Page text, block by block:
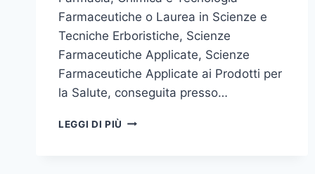
Farmaceutiche o Laurea in Scienze e
Tecniche Erboristiche, Scienze
Farmaceutiche Applicate, Scienze
Farmaceutiche Applicate ai Prodotti per
la Salute, conseguita presso…
LEGGI DI PIÙ FONDAZIONE